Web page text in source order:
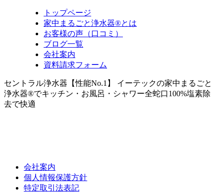
トップページ
家中まるごと浄水器®とは
お客様の声（口コミ）
ブログ一覧
会社案内
資料請求フォーム
セントラル浄水器【性能No.1】 イーテックの家中まるごと
浄水器®でキッチン・お風呂・シャワー全蛇口100%塩素除
去で快適
会社案内
個人情報保護方針
特定取引法表記